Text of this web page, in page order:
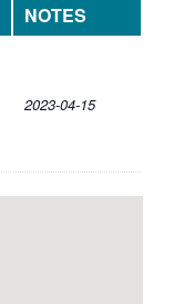
NOTES
2023-04-15